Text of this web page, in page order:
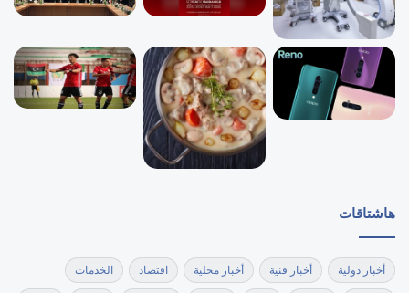
هاشتاقات
أخبار دولية أخبار فنية أخبار محلية اقتصاد الخدمات